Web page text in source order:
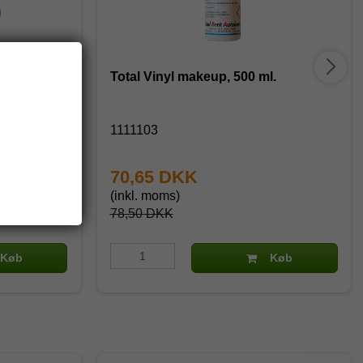
Køb
Total Vinyl makeup, 500 ml.
1111103
78,50 DKK
70,65 DKK
(inkl. moms)
Køb